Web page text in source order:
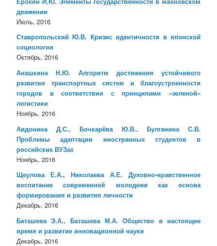
движении
Июль, 2016
Ставропольский Ю.В. Кризис идентичности в японской
социологии
Октябрь, 2016
Анашкина Н.Ю. Алгоритм достижения устойчивого
развития транспортных систем и благоустроенности
городов в соответствии с принципами «зеленой»
логистики
Ноябрь, 2016
Авдонина Д.С., Бочкарёва Ю.В., Булганина С.В.
Проблемы адаптации иностранных студентов в
российских ВУЗах
Ноябрь, 2016
Щеулова Е.А., Николаева А.Е. Духовно-нравственное
воспитание современной молодежи как основа
формирования и развития личности
Декабрь, 2016
Баташева Э.А., Баташева М.А. Общество в настоящее
время и развитие инновационной науки
Декабрь, 2016